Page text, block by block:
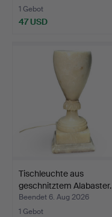
1 Gebot
47 USD
Tischleuchte aus
geschnitztem Alabaster.
Beendet 6. Aug 2026
1 Gebot